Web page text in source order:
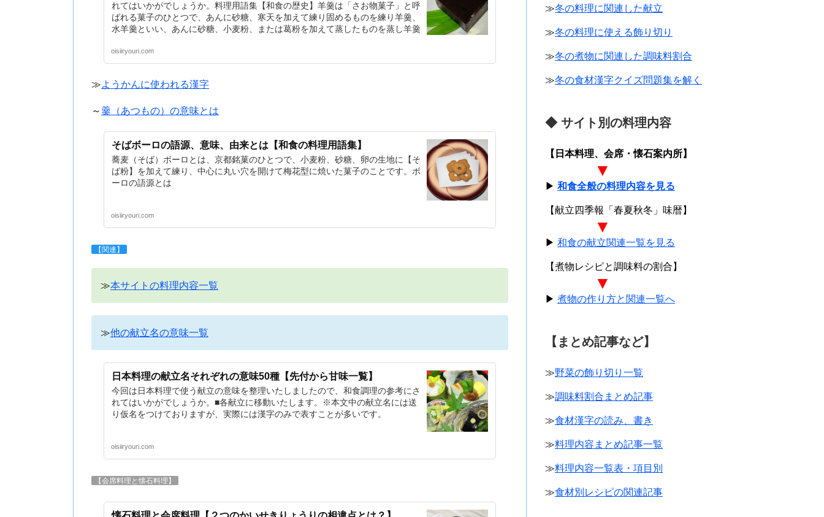
れてはいかがでしょうか。料理用語集【和食の歴史】羊羹は「さお物菓子」と呼
ばれる菓子のひとつで、あんに砂糖、寒天を加えて練り固めるものを練り羊羹、
水羊羹といい、あんに砂糖、小麦粉、または葛粉を加えて蒸したものを蒸し羊羹
といいます。
oisiiryouri.com
≫ようかんに使われる漢字
～羹（あつもの）の意味とは
そばボーロの語源、意味、由来とは【和食の料理用語集】
蕎麦（そば）ボーロとは、京都銘菓のひとつで、小麦粉、砂糖、卵の生地に【そ
ば粉】を加えて練り、中心に丸い穴を開けて梅花型に焼いた菓子のことです。ボ
ーロの語源とは
oisiiryouri.com
【関連】
≫本サイトの料理内容一覧
≫他の献立名の意味一覧
日本料理の献立名それぞれの意味50種【先付から甘味一覧】
今回は日本料理で使う献立の意味を整理いたしましたので、和食調理の参考にさ
れてはいかがでしょうか。■各献立に移動いたします。※本文中の献立名には送
り仮名をつけておりますが、実際には漢字のみで表すことが多いです。
oisiiryouri.com
【会席料理と懐石料理】
≫冬の料理に関連した献立
≫冬の料理に使える飾り切り
≫冬の煮物に関連した調味料割合
≫冬の食材漢字クイズ問題集を解く
◆ サイト別の料理内容
【日本料理、会席・懐石案内所】
▼
▶ 和食全般の料理内容を見る
【献立四季報「春夏秋冬」味暦】
▼
▶ 和食の献立関連一覧を見る
【煮物レシピと調味料の割合】
▼
▶ 煮物の作り方と関連一覧へ
【まとめ記事など】
≫野菜の飾り切り一覧
≫調味料割合まとめ記事
≫食材漢字の読み、書き
≫料理内容まとめ記事一覧
≫料理内容一覧表・項目別
≫食材別レシピの関連記事